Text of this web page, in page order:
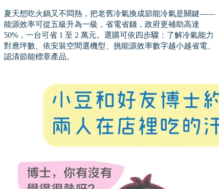
夏天想吃火鍋又不悶熱，把老舊冷氣換成節能冷氣是關鍵——
能源效率可從五級升為一級，省電省錢，政府更補助高達
50%，一台可省 1 至 2 萬元。選購可依四步驟：了解冷氣能力
對應坪數、依安裝空間選機型、挑能源效率數字越小越省電、
認清節能標章產品。